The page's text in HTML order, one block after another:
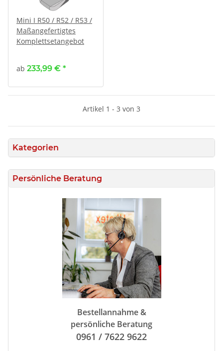
Mini I R50 / R52 / R53 /
Maßangefertigtes
Komplettsetangebot
ab 233,99 € *
Artikel 1 - 3 von 3
Kategorien
Persönliche Beratung
Bestellannahme &
persönliche Beratung
0961 / 7622 9622